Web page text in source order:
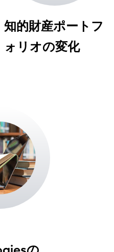
知的財産ポートフ
ォリオの変化